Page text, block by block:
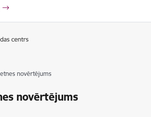
novērtējums
novērtējums